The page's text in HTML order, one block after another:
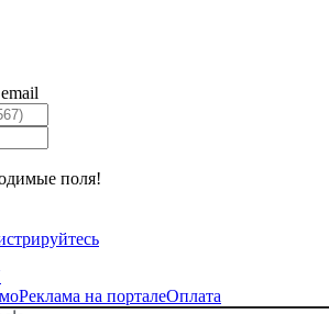
поля!
Реклама на порталеОплата